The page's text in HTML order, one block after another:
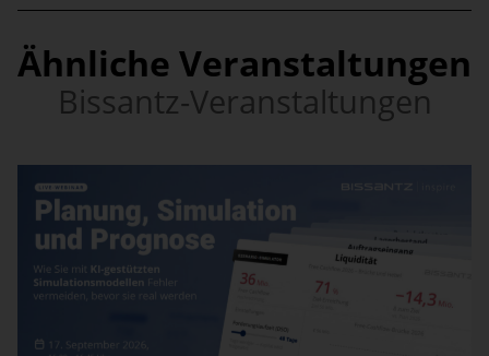
Ähnliche Veranstaltungen
Bissantz-Veranstaltungen